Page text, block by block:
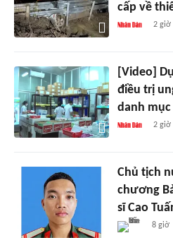
cấp về
2 giờ
[Video]
điều trị
danh mục
2 giờ
Chủ tịch
chương
sĩ Cao
8 giờ